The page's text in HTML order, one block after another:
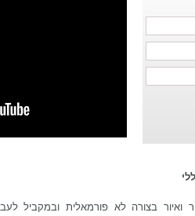
ואיור בצורה לא פורמאלית ובמקביל